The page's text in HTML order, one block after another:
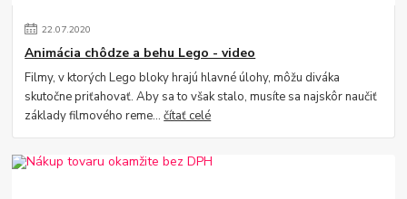
22.07.2020
Animácia chôdze a behu Lego - video
Filmy, v ktorých Lego bloky hrajú hlavné úlohy, môžu diváka
skutočne priťahovať. Aby sa to však stalo, musíte sa najskôr naučiť
základy filmového reme...čítať celé